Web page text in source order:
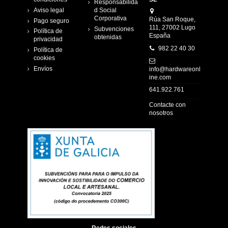
Aviso legal
Pago seguro
Política de
privacidad
Política de
cookies
Envíos
Responsabilida
d Social
Corporativa
Subvenciones
obtenidas
Rúa San Roque,
111, 27002 Lugo
España
982 22 40 30
info@hardwareonl
ine.com
641.922.761
Contacte con
nosotros